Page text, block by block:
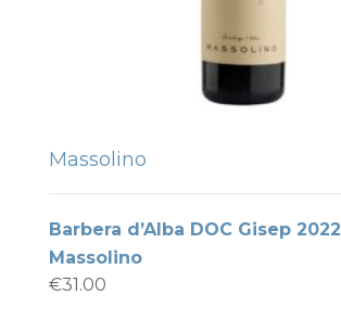
Massolino
Barbera d’Alba DOC Gisep 2022
Massolino
€31.00